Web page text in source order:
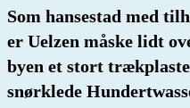
Som hansestad med
er Uelzen måske lidt
byen et stort
snørklede